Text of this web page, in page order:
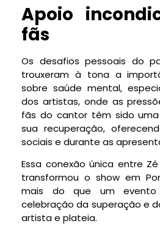
Apoio
fãs
Os desafios pessoais do
trouxeram à tona a
sobre saúde mental,
dos artistas, onde as
fãs do cantor têm sido
sua recuperação,
sociais e durante as
Essa conexão única entre
transformou o show em
mais do que um evento
celebração da superação e
artista e plateia.